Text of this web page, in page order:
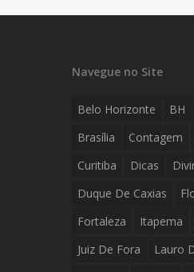
Navegue no Site
Belo Horizonte BH
Brasília
Contagem
Curitiba
Dicas
Duque De Caxias
Fortaleza
Itapema
Juiz De Fora
Lauro